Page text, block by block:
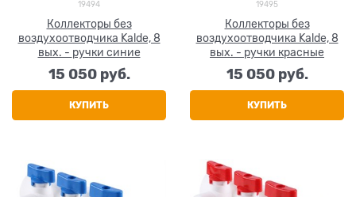
19494
Коллекторы без
воздухоотводчика Kalde, 8
вых. - ручки синие
15 050 руб.
КУПИТЬ
19495
Коллекторы без
воздухоотводчика Kalde, 8
вых. - ручки красные
15 050 руб.
КУПИТЬ